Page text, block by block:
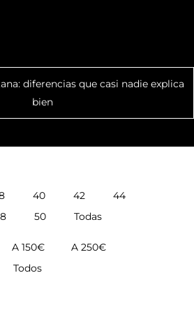
diferencias que casi nadie explica
bien
40 42
44
50
Todas
A 150€
A 250€
Todos